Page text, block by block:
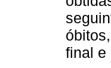
final e